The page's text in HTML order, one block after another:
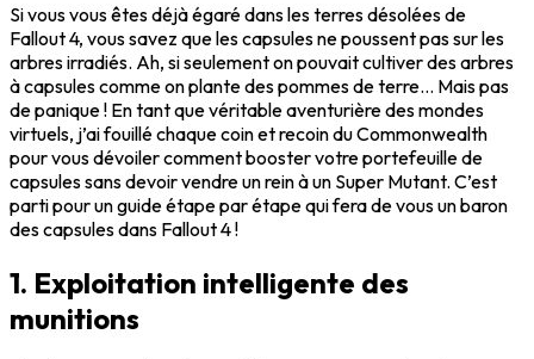
Si vous vous êtes déjà égaré dans les terres désolées de
Fallout 4, vous savez que les capsules ne poussent pas sur les
arbres irradiés. Ah, si seulement on pouvait cultiver des arbres
à capsules comme on plante des pommes de terre... Mais pas
de panique ! En tant que véritable aventurière des mondes
virtuels, j’ai fouillé chaque coin et recoin du Commonwealth
pour vous dévoiler comment booster votre portefeuille de
capsules sans devoir vendre un rein à un Super Mutant. C’est
parti pour un guide étape par étape qui fera de vous un baron
des capsules dans Fallout 4 !
1. Exploitation intelligente des
munitions